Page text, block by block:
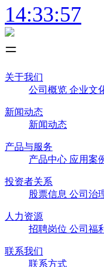
14:33:57
关于我们
公司概览 企业文
新闻动态
新闻动态
产品与服务
产品中心 应用案
投资者关系
股票信息 公司治
人力资源
招聘岗位 公司福
联系我们
联系方式